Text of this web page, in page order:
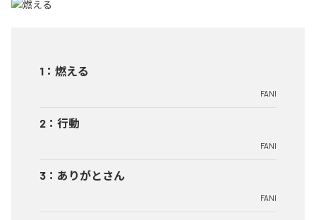
1 ： 燃える
FANI
2 ： 行動
FANI
3 ： ありがとさん
FANI